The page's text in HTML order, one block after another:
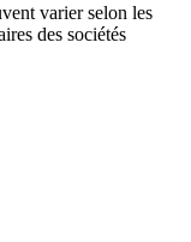
varier selon les
des sociétés